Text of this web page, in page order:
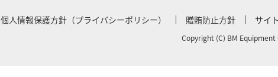
個人情報保護方針（プライバシーポリシー） 贈賄防止方針 サイ
Copyright (C) BM